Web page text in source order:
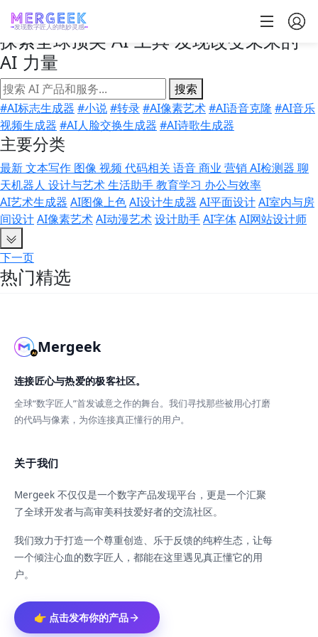
发现数字匠人的绝妙灵感
AI Rank
探索全球顶尖 AI 工具 发现改变未来的
AI 力量
搜索
#AI标志生成器 #小说#转录#AI像素艺术#AI语音克隆 #AI音乐
视频生成器 #AI人脸交换生成器 #AI诗歌生成器
主要分类
最新文本写作 图像 视频 代码相关 语音商业 营销 AI检测器 聊
天机器人 设计与艺术生活助手教育学习 办公与效率
AI艺术生成器 AI图像上色AI设计生成器 AI平面设计AI室内与房
间设计AI像素艺术AI动漫艺术设计助手AI字体AI网站设计师
下一页
热门精选
Mergeek
连接匠心与热爱的极客社区。
全球“数字匠人”首发诚意之作的舞台。我们寻找那些被用心打磨
的代码与像素，为你连接真正懂行的用户。
关于我们
Mergeek 不仅仅是一个数字产品发现平台，更是一个汇聚
了全球开发者与高审美科技爱好者的交流社区。
我们致力于打造一个尊重创造、乐于反馈的纯粹生态，让每
一个倾注心血的数字匠人，都能在这里遇见真正懂它的用
户。
👉 点击发布你的产品